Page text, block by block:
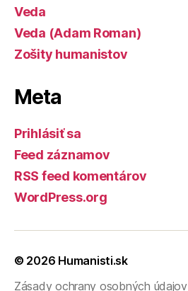
Veda
Veda (Adam Roman)
Zošity humanistov
Meta
Prihlásiť sa
Feed záznamov
RSS feed komentárov
WordPress.org
© 2026 Humanisti.sk
Zásady ochrany osobných údajov